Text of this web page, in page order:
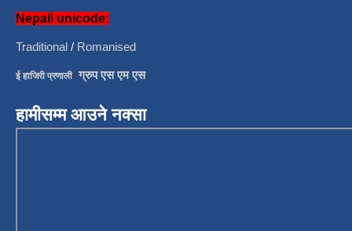
Nepali unicode:
Traditional / Romanised
ई हाजिरी प्रणाली/ग्रुप एस एम एस
हामीसम्म आउने नक्सा